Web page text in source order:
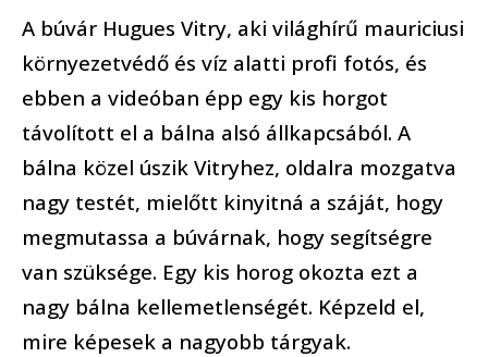
A búvár Hugues Vitry, aki világhírű mauriciusi
környezetvédő és víz alatti profi fotós, és
ebben a videóban épp egy kis horgot
távolított el a bálna alsó állkapcsából. A
bálna közel úszik Vitryhez, oldalra mozgatva
nagy testét, mielőtt kinyitná a száját, hogy
megmutassa a búvárnak, hogy segítségre
van szüksége. Egy kis horog okozta ezt a
nagy bálna kellemetlenségét. Képzeld el,
mire képesek a nagyobb tárgyak.